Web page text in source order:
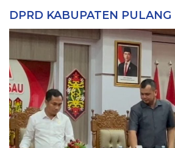
DPRD KABUPATEN PULANG